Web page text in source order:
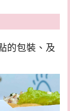
的包裝、及